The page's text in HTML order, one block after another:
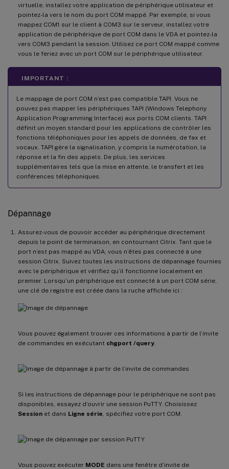
virtuelle, installez votre application de périphérique utilisateur et
pointez-la vers le nom du port COM mappé. Par exemple, si vous
mappez COM1 sur le client à COM3 sur le serveur, installez votre
application de périphérique de port COM dans le VDA et pointez-la
vers COM3 pendant la session. Utilisez ce port COM mappé comme
vous le feriez avec un port COM sur le périphérique utilisateur.
IMPORTANT :
Le mappage de port COM n’est pas compatible TAPI. Vous ne
pouvez pas mapper les périphériques TAPI (Windows Telephony
Application Programming Interface) aux ports COM clients. TAPI
définit un moyen standard pour les applications de contrôler les
fonctions téléphoniques pour les appels de données, de fax et
vocaux. TAPI gère la signalisation, y compris la numérotation, la
réponse et la fin des appels. De plus, les services
supplémentaires tels que la mise en attente, le transfert et les
conférences téléphoniques.
Dépannage
Assurez-vous de pouvoir accéder au périphérique directement
depuis le point de terminaison, en contournant Citrix. Tant que le
port n’est pas mappé au VDA, vous n’êtes pas connecté à une
session Citrix. Suivez toutes les instructions de dépannage fournies
avec le périphérique et vérifiez qu’il fonctionne localement en
premier. Lorsqu’un périphérique est connecté à un port COM série,
une clé de registre est créée dans la ruche affichée ici :
Vous pouvez également trouver ces informations à partir de l’invite
de commandes en exécutant chgport /query
Si les instructions de dépannage pour le périphérique ne sont pas
disponibles, essayez d’ouvrir une session PuTTY. Choisissez
Session et dans Ligne série , spécifiez votre port COM.
Vous pouvez exécuter MODE dans une fenêtre d’invite de